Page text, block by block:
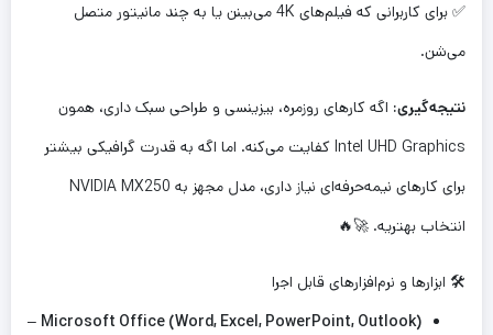
✅ برای کاربرانی که فیلم‌های 4K می‌بینن یا به چند مانیتور متصل
می‌شن.
نتیجه‌گیری: اگه کارهای روزمره، بیزینسی و طراحی سبک داری، همون
Intel UHD Graphics کفایت می‌کنه. اما اگه به قدرت گرافیکی بیشتر
برای کارهای نیمه‌حرفه‌ای نیاز داری، مدل مجهز به NVIDIA MX250
انتخاب بهتریه. 🚀🔥
🛠️ ابزارها و نرم‌افزارهای قابل اجرا
Microsoft Office (Word, Excel, PowerPoint, Outlook)
–